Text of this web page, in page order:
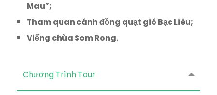
Mau”;
Tham quan cánh đồng quạt gió Bạc Liêu;
Viếng chùa Som Rong.
Chương Trình Tour